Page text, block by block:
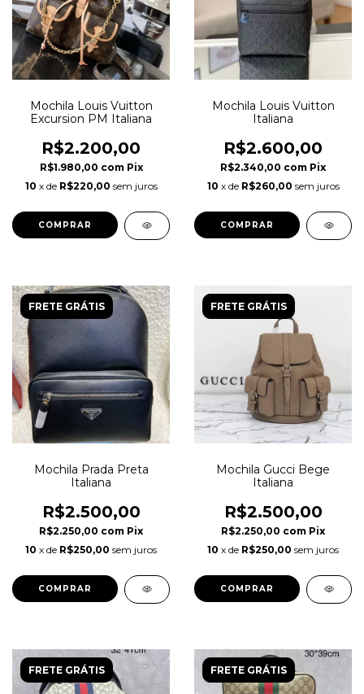
Mochila Louis Vuitton
Excursion PM Italiana
R$2.200,00
R$1.980,00 com Pix
10 x de R$220,00 sem juros
Mochila Louis Vuitton
Italiana
R$2.600,00
R$2.340,00 com Pix
10 x de R$260,00 sem juros
FRETE GRÁTIS
Mochila Prada Preta
Italiana
R$2.500,00
R$2.250,00 com Pix
10 x de R$250,00 sem juros
FRETE GRÁTIS
Mochila Gucci Bege
Italiana
R$2.500,00
R$2.250,00 com Pix
10 x de R$250,00 sem juros
FRETE GRÁTIS FRETE GRÁTIS